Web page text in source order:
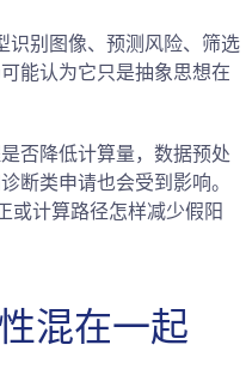
识别图像、预测风险、筛选
能认为它只是抽象思想在
否降低计算量，数据预处
断类申请也会受到影响。
或计算路径怎样减少假阳
混在一起